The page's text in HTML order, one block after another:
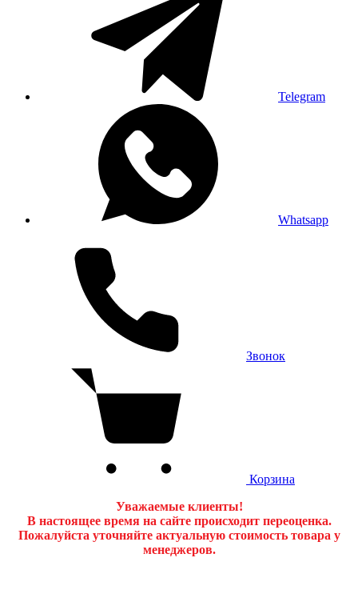
Telegram
Whatsapp
Звонок
Корзина
Уважаемые клиенты!
В настоящее время на сайте происходит переоценка.
Пожалуйста уточняйте актуальную стоимость товара у
менеджеров.